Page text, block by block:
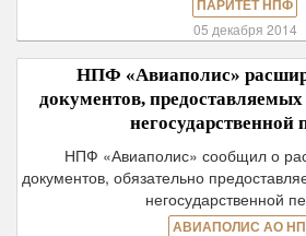
ПАРИТЕТ НПФ
05 декабря 2014
НПФ «Авиаполис»
документов,
негосударственной
НПФ «Авиаполис» сообщил о
документов, обязательно
негосударственной
АВИАПОЛИС АО